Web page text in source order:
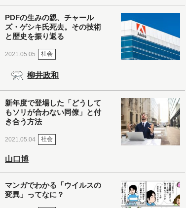
PDFの生みの親、チャール
ズ・ゲシキ氏死去。その技術
と歴史を振り返る
2021.05.05 社会
柳井政和
新年度で登場した「どうして
もソリが合わない同僚」と付
き合う方法
2021.05.04 社会
山口博
マンガでわかる「ウイルスの
変異」ってなに？